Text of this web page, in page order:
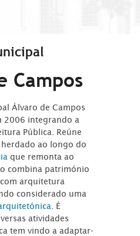
Campos
Álvaro de Campos
2006 integrando a
Pública. Reúne
ao longo do
que remonta ao
combina património
arquitetura
considerado uma
. É
atividades
tem vindo a adaptar-